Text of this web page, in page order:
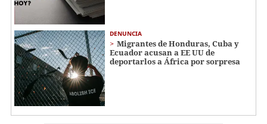
DENUNCIA
Migrantes de Honduras, Cuba y
Ecuador acusan a EE UU de
deportarlos a África por sorpresa